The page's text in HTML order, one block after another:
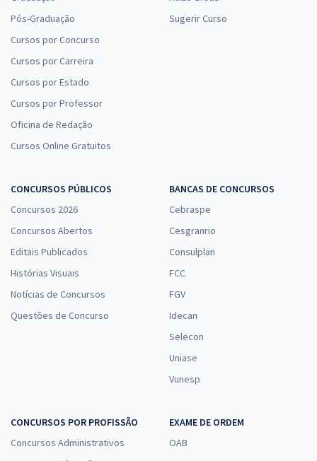
Pós-Graduação
Cursos por Concurso
Cursos por Carreira
Cursos por Estado
Cursos por Professor
Oficina de Redação
Cursos Online Gratuitos
Sugerir Curso
CONCURSOS PÚBLICOS
Concursos 2026
Concursos Abertos
Editais Publicados
Histórias Visuais
Notícias de Concursos
Questões de Concurso
BANCAS DE CONCURSOS
Cebraspe
Cesgranrio
Consulplan
FCC
FGV
Idecan
Selecon
Uniase
Vunesp
CONCURSOS POR PROFISSÃO
Concursos Administrativos
EXAME DE ORDEM
OAB